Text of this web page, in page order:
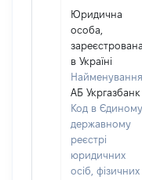
Юридична
особа,
зареєстрована
в Україні
АБ Укргазбанк
Код в Єдиному
державному
реєстрі
юридичних
осіб, фізичних